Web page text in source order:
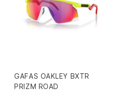
GAFAS OAKLEY BXTR
PRIZM ROAD